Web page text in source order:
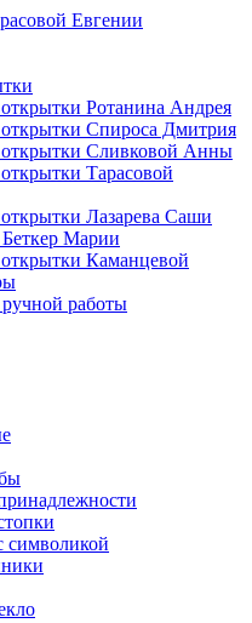
Евгении
Ротанина Андрея
Спироса Дмитрия
Сливковой Анны
Тарасовой
Лазарева Саши
Марии
Каманцевой
работы